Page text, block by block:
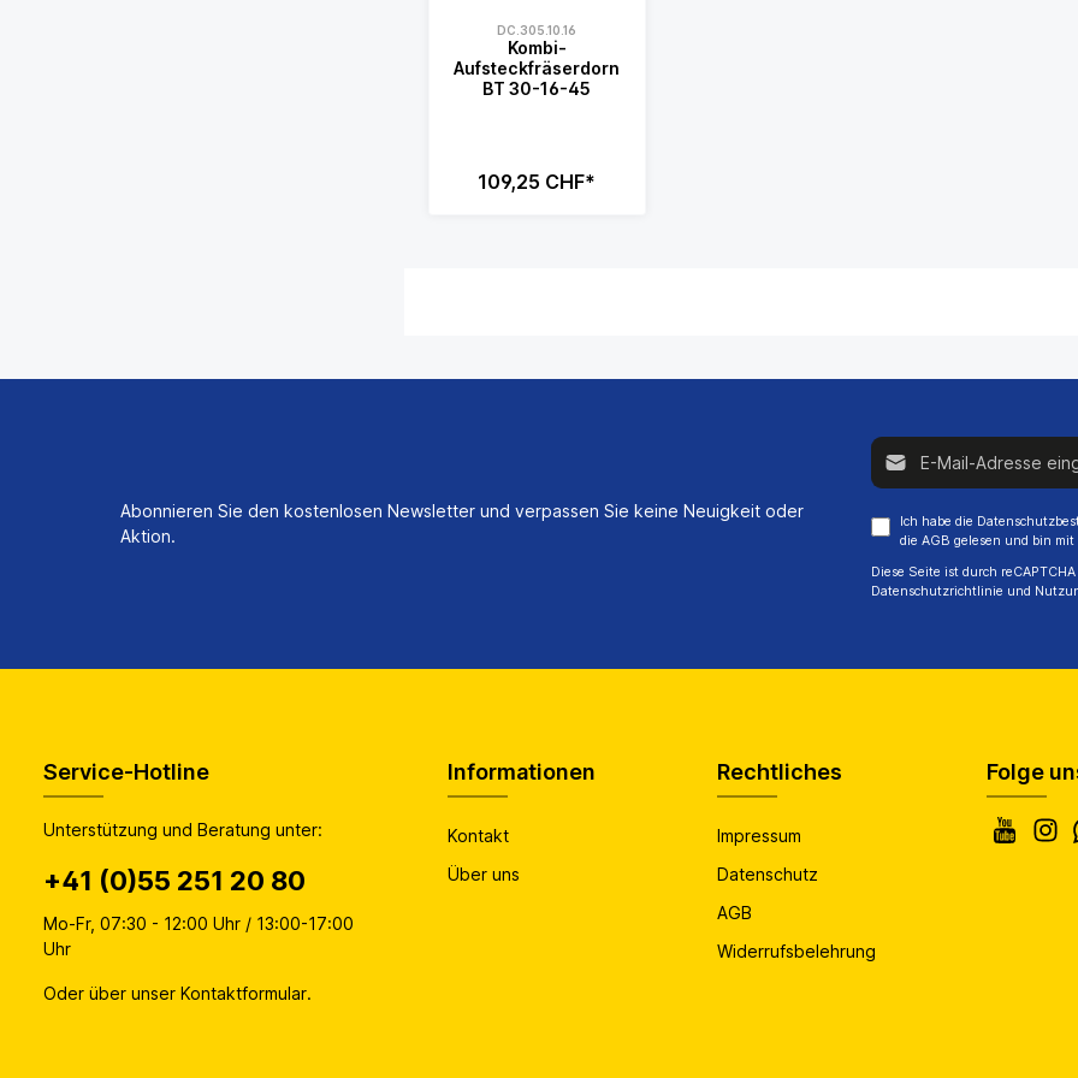
DC.305.10.16
Kombi-
Aufsteckfräserdorn
BT 30-16-45
109,25 CHF*
Abonnieren Sie den kostenlosen Newsletter und verpassen Sie keine Neuigkeit oder
Aktion.
E-Mail-Adresse*
Ich habe die
die AGB gelesen und bin
Diese Seite ist durch
Datenschutzrichtlinie und
Folge
Service-Hotline
Unterstützung und Beratung unter:
+41 (0)55 251 20 80
Mo-Fr, 07:30 - 12:00 Uhr / 13:00-17:00
Uhr
Oder über unser Kontaktformular.
Informationen
Kontakt
Über uns
Rechtliches
Impressum
Datenschutz
AGB
Widerrufsbelehrung